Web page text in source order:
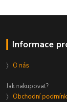
Informace
〉 O nás
Jak nakupovat?
〉 Obchodní